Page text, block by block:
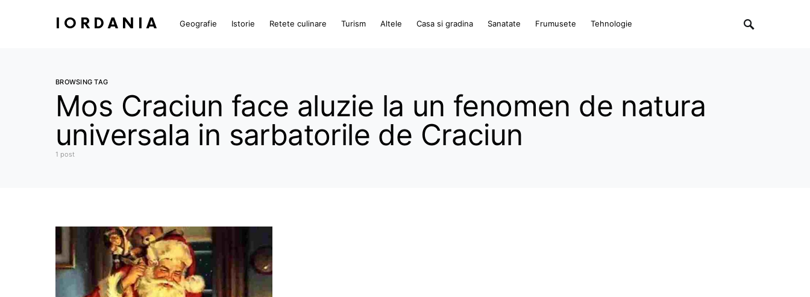
IORDANIA Geografie Istorie Retete culinare Turism Altele Casa si gradina Sanatate Frumusete Tehnologie
BROWSING TAG
Mos Craciun face aluzie la un fenomen de natura
universala in sarbatorile de Craciun
1 post